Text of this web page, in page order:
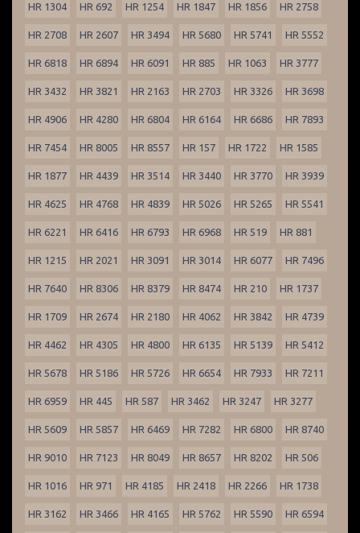
HR 1304 HR 692 HR 1254 HR 1847 HR 1856 HR 2758
HR 2708 HR 2607 HR 3494 HR 5680 HR 5741 HR 5552
HR 6818 HR 6894 HR 6091 HR 885 HR 1063 HR 3777
HR 3432 HR 3821 HR 2163 HR 2703 HR 3326 HR 3698
HR 4906 HR 4280 HR 6804 HR 6164 HR 6686 HR 7893
HR 7454 HR 8005 HR 8557 HR 157 HR 1722 HR 1585
HR 1877 HR 4439 HR 3514 HR 3440 HR 3770 HR 3939
HR 4625 HR 4768 HR 4839 HR 5026 HR 5265 HR 5541
HR 6221 HR 6416 HR 6793 HR 6968 HR 519 HR 881
HR 1215 HR 2021 HR 3091 HR 3014 HR 6077 HR 7496
HR 7640 HR 8306 HR 8379 HR 8474 HR 210 HR 1737
HR 1709 HR 2674 HR 2180 HR 4062 HR 3842 HR 4739
HR 4462 HR 4305 HR 4800 HR 6135 HR 5139 HR 5412
HR 5678 HR 5186 HR 5726 HR 6654 HR 7933 HR 7211
HR 6959 HR 445 HR 587 HR 3462 HR 3247 HR 3277
HR 5609 HR 5857 HR 6469 HR 7282 HR 6800 HR 8740
HR 9010 HR 7123 HR 8049 HR 8657 HR 8202 HR 506
HR 1016 HR 971 HR 4185 HR 2418 HR 2266 HR 1738
HR 3162 HR 3466 HR 4165 HR 5762 HR 5590 HR 6594